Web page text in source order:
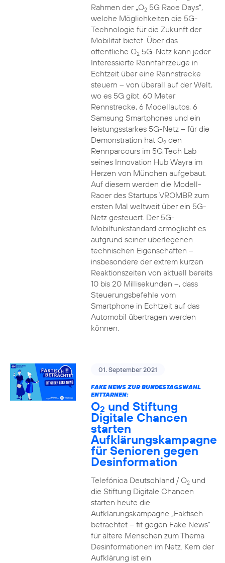
Rahmen der „O25G Race Days“,
welche Möglichkeiten die 5G-
Technologie für die Zukunft der
Mobilität bietet. Über das
öffentliche O25G-Netz kann jeder
Interessierte Rennfahrzeuge in
Echtzeit über eine Rennstrecke
steuern – von überall auf der Welt,
wo es 5G gibt. 60 Meter
Rennstrecke, 6 Modellautos, 6
Samsung Smartphones und ein
leistungsstarkes 5G-Netz – für die
Demonstration hat O2den
Rennparcours im 5G Tech Lab
seines Innovation Hub Wayra im
Herzen von München aufgebaut.
Auf diesem werden die Modell-
Racer des Startups VROMBR zum
ersten Mal weltweit über ein 5G-
Netz gesteuert. Der 5G-
Mobilfunkstandard ermöglicht es
aufgrund seiner überlegenen
technischen Eigenschaften –
insbesondere der extrem kurzen
Reaktionszeiten von aktuell bereits
10 bis 20 Millisekunden –, dass
Steuerungsbefehle vom
Smartphone in Echtzeit auf das
Automobil übertragen werden
können.
01. September 2021
FAKE NEWS ZUR BUNDESTAGSWAHL
ENTTARNEN:
O2 und Stiftung
Digitale Chancen
starten
Aufklärungskampagne
für Senioren gegen
Desinformation
Telefónica Deutschland / O2und
die Stiftung Digitale Chancen
starten heute die
Aufklärungskampagne „Faktisch
betrachtet – fit gegen Fake News“
für ältere Menschen zum Thema
Desinformationen im Netz. Kern der
Aufklärung ist ein